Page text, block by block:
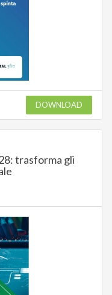
DOWNLOAD
trasforma gli